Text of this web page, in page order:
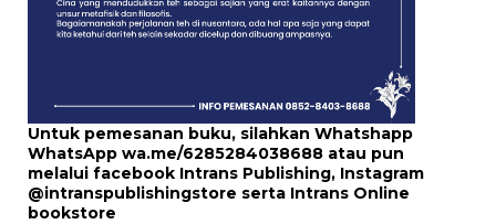
Untuk pemesanan buku, silahkan Whatshapp
WhatsApp wa.me/6285284038688 atau pun
melalui facebook Intrans Publishing, Instagram
@intranspublishingstore serta Intrans Online
bookstore